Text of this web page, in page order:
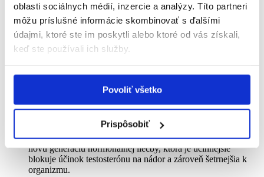
oblasti sociálnych médií, inzercie a analýzy. Títo partneri
môžu príslušné informácie skombinovať s ďalšími
údajmi, ktoré ste im poskytli alebo ktoré od vás získali,
keď ste používali ich služby.
Povoliť všetko
Prispôsobiť
aktívne sledovanie(pri veľmi pomaly rastúcich nádoroch a
vysokom veku),
chirurgická liečba – odstránenie prostaty,
– tzv.androgén deprivačná terapia
. Ide o zníženie hladiny testosterónu v tele na
minimum, pretože testosterón je "palivo" pre rast
ARPI (inhibítory dráhy androgénového receptora).Ide o
novú generáciu hormonálnej liečby, ktorá je účinnejšie
blokuje účinok testosterónu na nádor a zároveň šetrnejšia k
organizmu.